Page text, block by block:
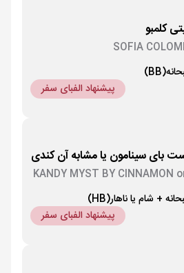
کلمبو
SOFIA
(BB)
پیشنهاد الفبای سفر
بای سینامون یا مشابه آن کندی
KANDY MYST BY CINNAMON
+ شام یا ناهار(HB)
پیشنهاد الفبای سفر